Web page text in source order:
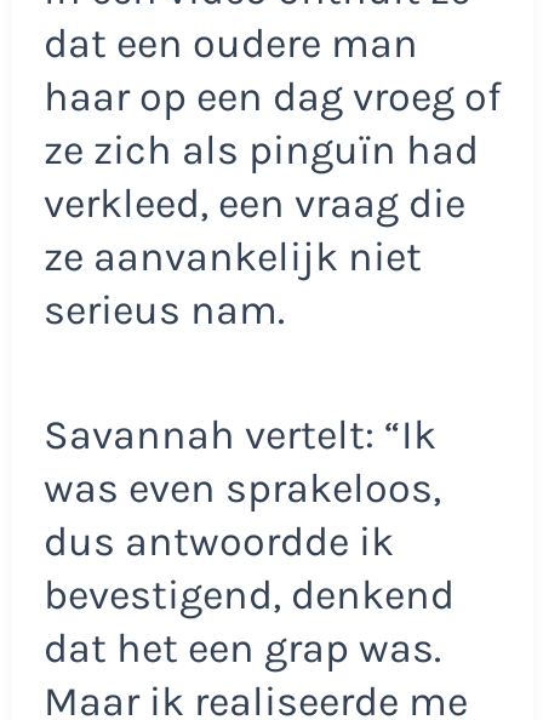
dat een oudere man
haar op een dag vroeg of
ze zich als pinguïn had
verkleed, een vraag die
ze aanvankelijk niet
serieus nam.
Savannah vertelt: “Ik
was even sprakeloos,
dus antwoordde ik
bevestigend, denkend
dat het een grap was.
Maar ik realiseerde me